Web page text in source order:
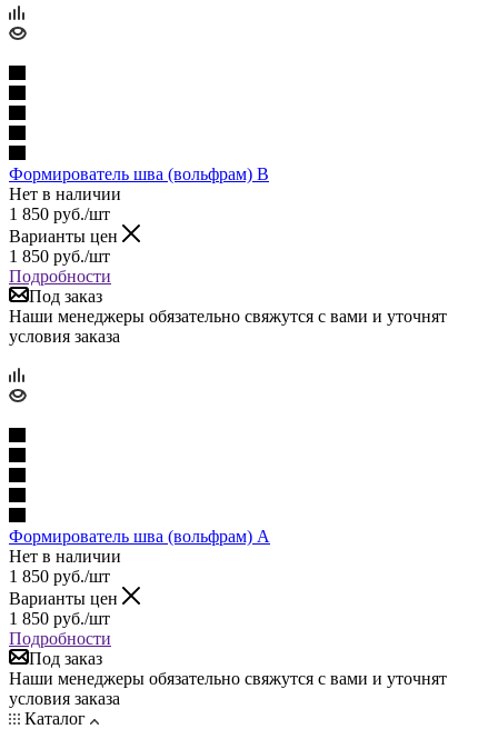
Формирователь шва (вольфрам) В
Нет в наличии
1 850 руб./шт
Варианты цен
1 850 руб./шт
Подробности
Под заказ
Наши менеджеры обязательно свяжутся с вами и уточнят
условия заказа
Формирователь шва (вольфрам) А
Нет в наличии
1 850 руб./шт
Варианты цен
1 850 руб./шт
Подробности
Под заказ
Наши менеджеры обязательно свяжутся с вами и уточнят
условия заказа
Каталог